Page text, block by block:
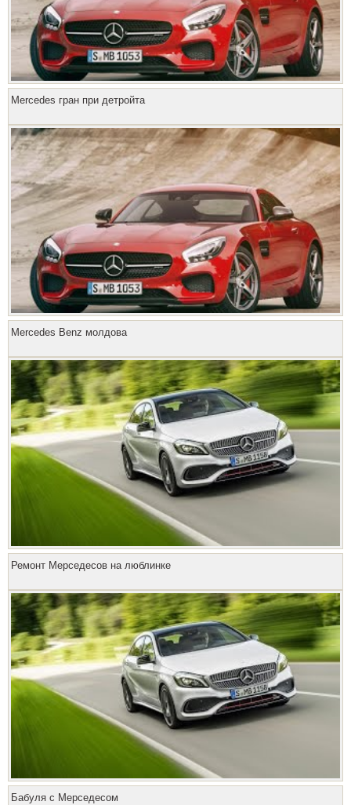
Mercedes гран при детройта
Mercedes Benz молдова
Ремонт Мерседесов на люблинке
Бабуля с Мерседесом